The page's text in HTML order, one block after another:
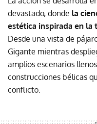
devastado, donde la
estética inspirada en la
Desde una vista de
Gigante mientras
amplios escenarios
construcciones bélicas
conflicto.